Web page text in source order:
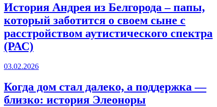
История Андрея из Белгорода – папы,
который заботится о своем сыне с
расстройством аутистического спектра
(РАС)
03.02.2026
Когда дом стал далеко, а поддержка —
близко: история Элеоноры